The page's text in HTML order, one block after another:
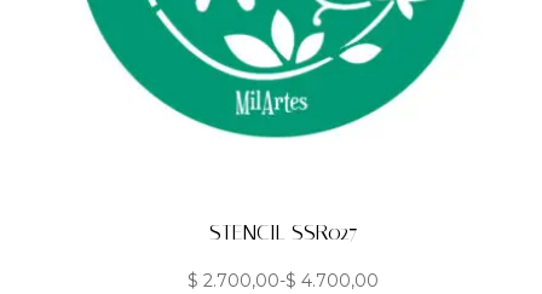
STENCIL SSR027
$ 2.700,00-$ 4.700,00